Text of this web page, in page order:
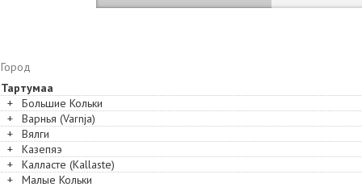
Город
Тартумаа
+
Большие Кольки
+
Варнья (Varnja)
+
Вялги
+
Казепяэ
+
Калласте (Kallaste)
+
Малые Кольки